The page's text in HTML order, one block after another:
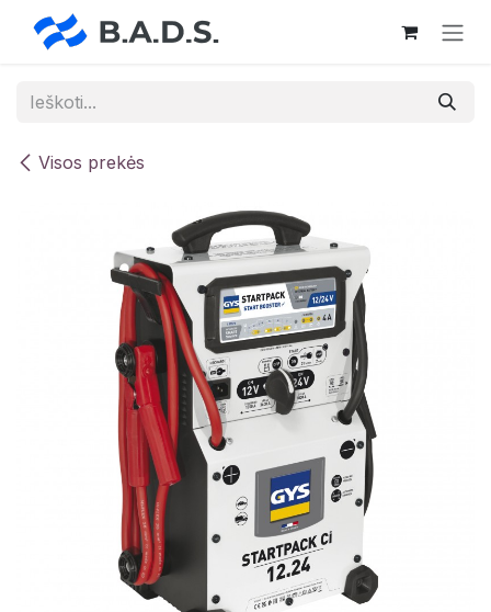
Skip to Content
Visos prekės